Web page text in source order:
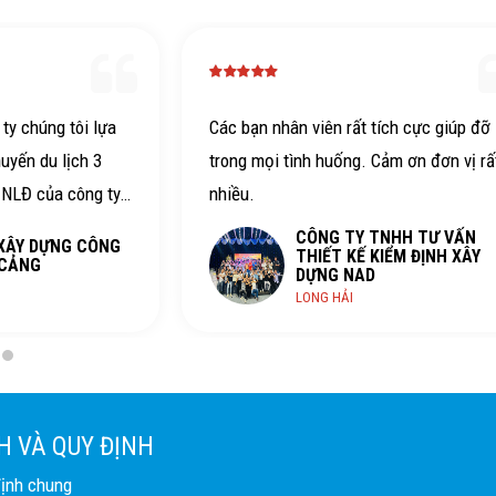
cực giúp đỡ
ơn đơn vị rất
TƯ VẤN
ĐỊNH XÂY
Chuyến đi rất hài lòng, HDV hỗ trợ
tình, vui vẻ. Chất lượng ăn ngủ nghỉ
gặp lại lần sau
CÔNG TY CỔ PHẦN TOPCV
PHAN THIẾT
VÀ QUY ĐỊNH
chung